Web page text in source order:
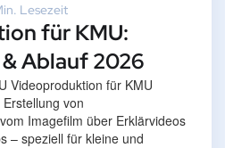
Lesezeit
für KMU:
Ablauf 2026
Videoproduktion für KMU
von
Imagefilm über Erklärvideos
– speziell für kleine und